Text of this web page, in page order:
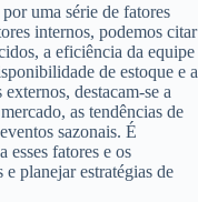
uma série de fatores
internos, podemos citar
a eficiência da equipe
de estoque e a
destacam-se a
as tendências de
sazonais. É
esses fatores e os
planejar estratégias de